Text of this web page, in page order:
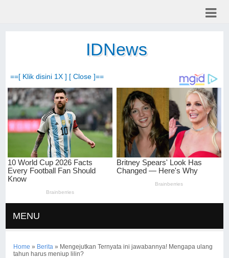
IDNews
MENU
Home » Berita » Mengejutkan Ternyata ini jawabannya! Mengapa ulang
tahun harus meniup lilin?
==[ Klik disini 1X ] [ Close ]==